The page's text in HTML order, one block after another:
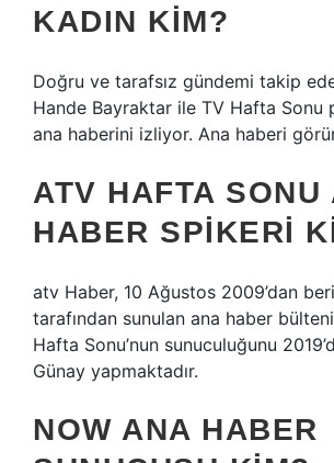
KADIN KIM?
Doğru ve tarafsız gündemi takip
Hande Bayraktar ile TV Hafta Sonu
ana haberini izliyor. Ana haberi
ATV HAFTA SONU
HABER SPIKERI
atv Haber, 10 Ağustos 2009’dan
tarafından sunulan ana haber
Hafta Sonu’nun sunuculuğunu
Günay yapmaktadır.
NOW ANA HABER